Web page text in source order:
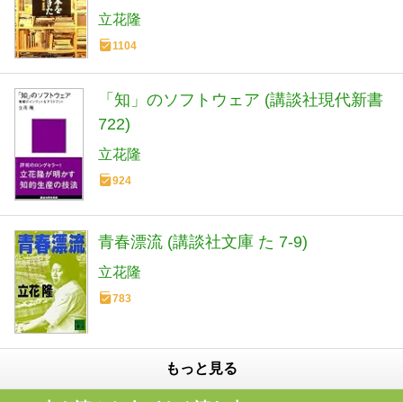
立花隆
1104
「知」のソフトウェア (講談社現代新書
722)
立花隆
924
青春漂流 (講談社文庫 た 7-9)
立花隆
783
もっと見る